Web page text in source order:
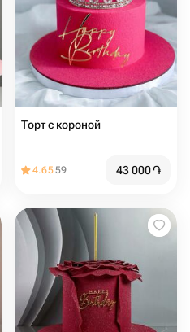
Торт с короной
4.6559 43 000֏